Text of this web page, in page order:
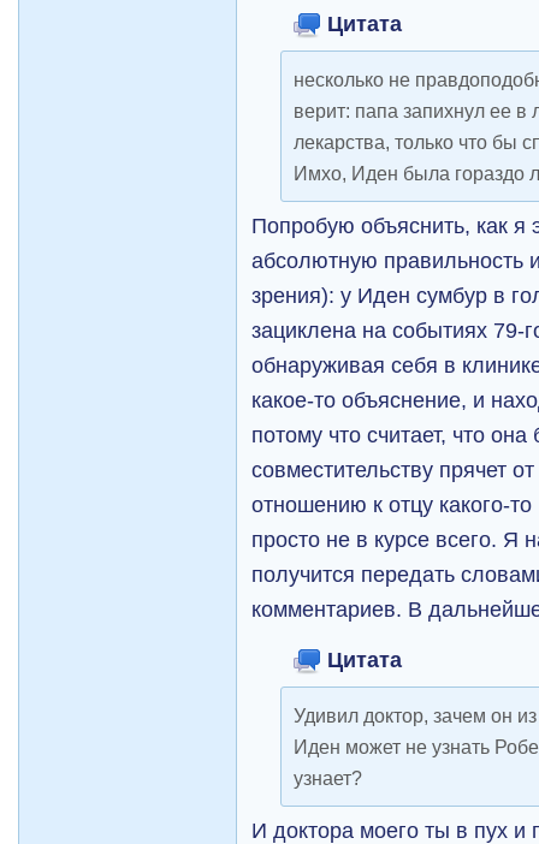
Цитата
несколько не
верит: папа запихнул ее в
лекарства, только что бы
Имхо, Иден была гораздо
Попробую объяснить, как я
абсолютную правильность
зрения): у Иден сумбур в
зациклена на событиях 79-
обнаруживая себя в
какое-то объяснение, и
потому что считает, что
совместительству прячет
отношению к отцу какого-
просто не в курсе всего. Я
получится передать
комментариев. В
Цитата
Удивил доктор, зачем он
Иден может не узнать
узнает?
И доктора моего ты в пух и